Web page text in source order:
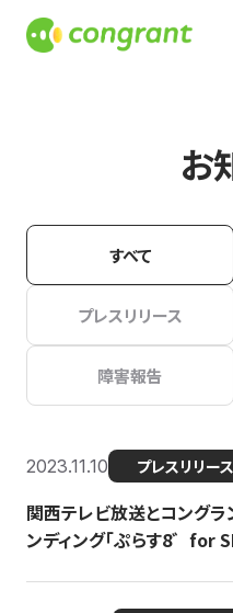
お
すべて
プレスリリース
障害報告
2023.11.10 プレスリリース
関西テレビ放送とコングラ
ンディング「ぷらす8゛for